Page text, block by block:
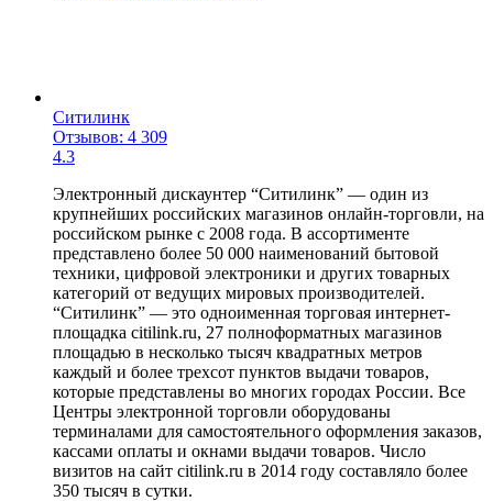
Ситилинк
Отзывов: 4 309
4.3
Электронный дискаунтер “Ситилинк” — один из
крупнейших российских магазинов онлайн-торговли, на
российском рынке с 2008 года. В ассортименте
представлено более 50 000 наименований бытовой
техники, цифровой электроники и других товарных
категорий от ведущих мировых производителей.
“Ситилинк” — это одноименная торговая интернет-
площадка citilink.ru, 27 полноформатных магазинов
площадью в несколько тысяч квадратных метров
каждый и более трехсот пунктов выдачи товаров,
которые представлены во многих городах России. Все
Центры электронной торговли оборудованы
терминалами для самостоятельного оформления заказов,
кассами оплаты и окнами выдачи товаров. Число
визитов на сайт citilink.ru в 2014 году составляло более
350 тысяч в сутки.